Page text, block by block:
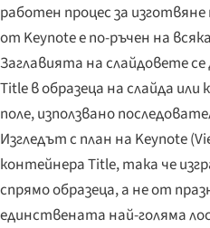
работен процес за
от Keynote е по-ръчен на
Заглавията на слайдовете
Title в образеца на слайда
поле, използвано
Изгледът с план на Keynote
контейнера Title, така че
спрямо образеца, а не от
единствената най-голяма